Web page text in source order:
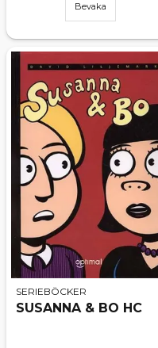
Bevaka
SERIEBÖCKER
SUSANNA & BO HC